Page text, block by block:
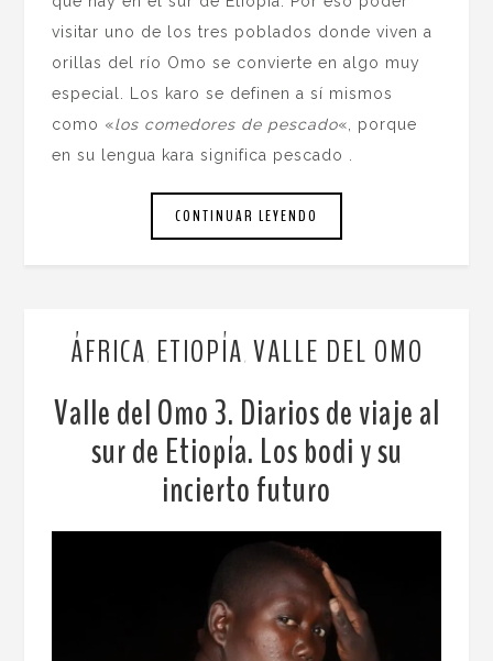
visitar uno de los tres poblados donde viven a
orillas del río Omo se convierte en algo muy
especial. Los karo se definen a sí mismos
como «los comedores de pescado«, porque
en su lengua kara significa pescado .
CONTINUAR LEYENDO
ÁFRICA ETIOPÍA VALLE DEL OMO
Valle del Omo 3. Diarios de viaje al
sur de Etiopía. Los bodi y su
incierto futuro